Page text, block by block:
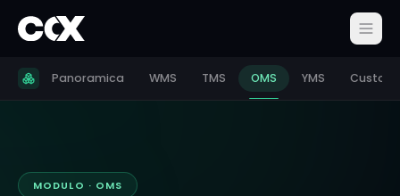
Panoramica WMS TMS OMS YMS
MODULO · OMS